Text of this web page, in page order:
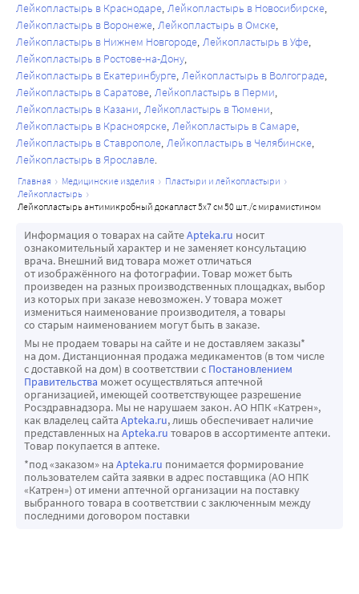
Лейкопластырь в Краснодаре Лейкопластырь в Новосибирске
Лейкопластырь в Воронеже Лейкопластырь в Омске
Лейкопластырь в Нижнем Новгороде Лейкопластырь в Уфе
Лейкопластырь в Ростове-на-Дону
Лейкопластырь в Екатеринбурге Лейкопластырь в Волгограде
Лейкопластырь в Саратове Лейкопластырь в Перми
Лейкопластырь в Казани Лейкопластырь в Тюмени
Лейкопластырь в Красноярске Лейкопластырь в Самаре
Лейкопластырь в Ставрополе Лейкопластырь в Челябинске
Лейкопластырь в Ярославле
главная медицинские изделия
пластыри и лейкопластыри
лейкопластырь
лейкопластырь антимикробный докапласт 5х7 см 50 шт./с мирамистином
Информация о товарах на сайтеApteka.ru носит
ознакомительный характер и не заменяет консультацию
врача. Внешний вид товара может отличаться
от изображённого на фотографии. Товар может быть
произведен на разных производственных площадках, выбор
из которых при заказе невозможен. У товара может
измениться наименование производителя, а товары
со старым наименованием могут быть в заказе.
Мы не продаем товары на сайте и не доставляем заказы*
на дом. Дистанционная продажа медикаментов (в том числе
с доставкой на дом) в соответствии с Постановлением
Правительства может осуществляться аптечной
организацией, имеющей соответствующее разрешение
Росздравнадзора. Мы не нарушаем закон. АО НПК «Катрен»,
как владелец сайта Apteka.ru, лишь обеспечивает наличие
представленных на Apteka.ru товаров в ассортименте аптеки.
Товар покупается в аптеке.
*под «заказом» на Apteka.ru понимается формирование
пользователем сайта заявки в адрес поставщика (АО НПК
«Катрен») от имени аптечной организации на поставку
выбранного товара в соответствии с заключенным между
последними договором поставки